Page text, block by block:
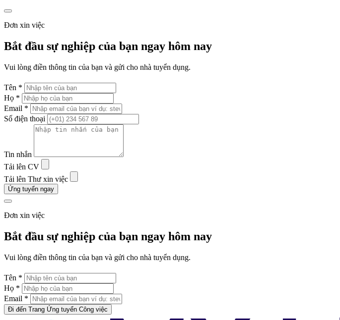
Đơn xin việc
Bắt đầu sự nghiệp của bạn ngay hôm nay
Vui lòng điền thông tin của bạn và gửi cho nhà tuyển dụng.
Tên *
Họ *
Email *
Số điện thoại
Tin nhắn
Tải lên CV
Tải lên Thư xin việc
Ứng tuyển ngay
Đơn xin việc
Bắt đầu sự nghiệp của bạn ngay hôm nay
Vui lòng điền thông tin của bạn và gửi cho nhà tuyển dụng.
Tên *
Họ *
Email *
Đi đến Trang Ứng tuyển Công việc